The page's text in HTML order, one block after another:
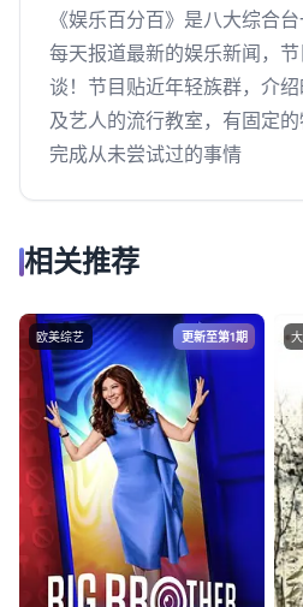
《娱乐百分百》是八大综合
每天报道最新的娱乐新闻，
谈！节目贴近年轻族群，介
及艺人的流行教室，有固定
完成从未尝试过的事情
相关推荐
欧美综艺 更新至第1期